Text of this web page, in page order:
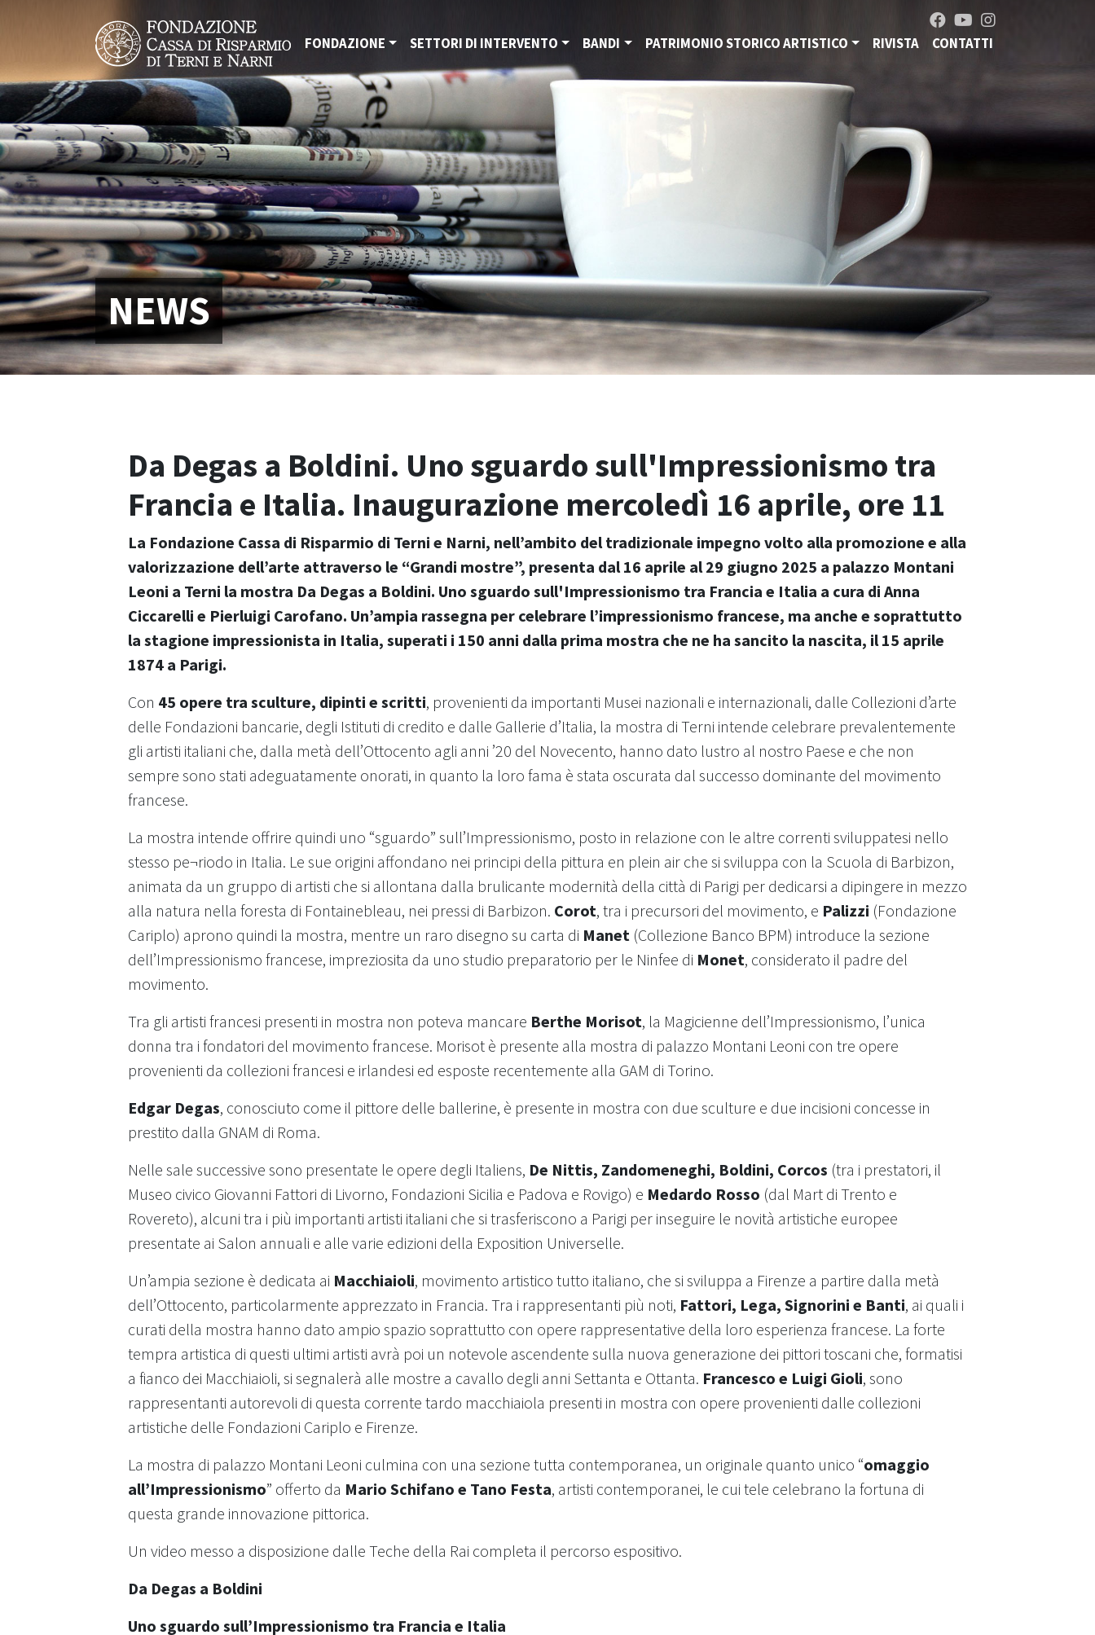
FONDAZIONE SETTORI DI INTERVENTO BANDI PATRIMONIO STORICO ARTISTICO RIVISTA CONTATTI
NEWS
Da Degas a Boldini. Uno sguardo sull'Impressionismo tra
Francia e Italia. Inaugurazione mercoledì 16 aprile, ore 11
La Fondazione Cassa di Risparmio di Terni e Narni, nell’ambito del tradizionale impegno volto alla promozione e alla
valorizzazione dell’arte attraverso le “Grandi mostre”, presenta dal 16 aprile al 29 giugno 2025 a palazzo Montani
Leoni a Terni la mostra Da Degas a Boldini. Uno sguardo sull'Impressionismo tra Francia e Italia a cura di Anna
Ciccarelli e Pierluigi Carofano. Un’ampia rassegna per celebrare l’impressionismo francese, ma anche e soprattutto
la stagione impressionista in Italia, superati i 150 anni dalla prima mostra che ne ha sancito la nascita, il 15 aprile
1874 a Parigi.
Con 45 opere tra sculture, dipinti e scritti, provenienti da importanti Musei nazionali e internazionali, dalle Collezioni d’arte
delle Fondazioni bancarie, degli Istituti di credito e dalle Gallerie d’Italia, la mostra di Terni intende celebrare prevalentemente
gli artisti italiani che, dalla metà dell’Ottocento agli anni ’20 del Novecento, hanno dato lustro al nostro Paese e che non
sempre sono stati adeguatamente onorati, in quanto la loro fama è stata oscurata dal successo dominante del movimento
francese.
La mostra intende offrire quindi uno “sguardo” sull’Impressionismo, posto in relazione con le altre correnti sviluppatesi nello
stesso pe¬riodo in Italia. Le sue origini affondano nei principi della pittura en plein air che si sviluppa con la Scuola di Barbizon,
animata da un gruppo di artisti che si allontana dalla brulicante modernità della città di Parigi per dedicarsi a dipingere in mezzo
alla natura nella foresta di Fontainebleau, nei pressi di Barbizon. Corot, tra i precursori del movimento, e Palizzi (Fondazione
Cariplo) aprono quindi la mostra, mentre un raro disegno su carta di Manet (Collezione Banco BPM) introduce la sezione
dell’Impressionismo francese, impreziosita da uno studio preparatorio per le Ninfee di Monet, considerato il padre del
movimento.
Tra gli artisti francesi presenti in mostra non poteva mancare Berthe Morisot, la Magicienne dell’Impressionismo, l’unica
donna tra i fondatori del movimento francese. Morisot è presente alla mostra di palazzo Montani Leoni con tre opere
provenienti da collezioni francesi e irlandesi ed esposte recentemente alla GAM di Torino.
Edgar Degas, conosciuto come il pittore delle ballerine, è presente in mostra con due sculture e due incisioni concesse in
prestito dalla GNAM di Roma.
Nelle sale successive sono presentate le opere degli Italiens, De Nittis, Zandomeneghi, Boldini, Corcos (tra i prestatori, il
Museo civico Giovanni Fattori di Livorno, Fondazioni Sicilia e Padova e Rovigo) e Medardo Rosso (dal Mart di Trento e
Rovereto), alcuni tra i più importanti artisti italiani che si trasferiscono a Parigi per inseguire le novità artistiche europee
presentate ai Salon annuali e alle varie edizioni della Exposition Universelle.
Un’ampia sezione è dedicata ai Macchiaioli, movimento artistico tutto italiano, che si sviluppa a Firenze a partire dalla metà
dell’Ottocento, particolarmente apprezzato in Francia. Tra i rappresentanti più noti, Fattori, Lega, Signorini e Banti, ai quali i
curati della mostra hanno dato ampio spazio soprattutto con opere rappresentative della loro esperienza francese. La forte
tempra artistica di questi ultimi artisti avrà poi un notevole ascendente sulla nuova generazione dei pittori toscani che, formatisi
a fianco dei Macchiaioli, si segnalerà alle mostre a cavallo degli anni Settanta e Ottanta. Francesco e Luigi Gioli, sono
rappresentanti autorevoli di questa corrente tardo macchiaiola presenti in mostra con opere provenienti dalle collezioni
artistiche delle Fondazioni Cariplo e Firenze.
La mostra di palazzo Montani Leoni culmina con una sezione tutta contemporanea, un originale quanto unico “omaggio
all’Impressionismo” offerto da Mario Schifano e Tano Festa, artisti contemporanei, le cui tele celebrano la fortuna di
questa grande innovazione pittorica.
Un video messo a disposizione dalle Teche della Rai completa il percorso espositivo.
Da Degas a Boldini
Uno sguardo sull’Impressionismo tra Francia e Italia